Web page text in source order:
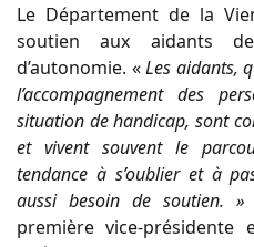
Le Département de la
soutien aux aidants
d’autonomie. «Les aidants,
l’accompagnement des
situation de handicap, sont
et vivent souvent le
tendance à s’oublier et à
aussi besoin de soutien. »
première vice-présidente